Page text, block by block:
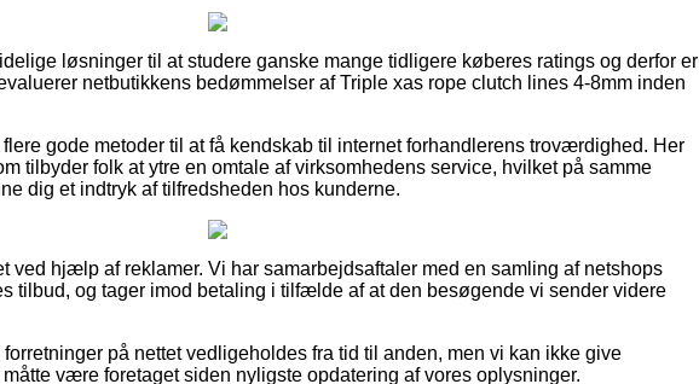
løsninger til at studere ganske mange tidligere køberes ratings og derfor er
netbutikkens bedømmelser af Triple xas rope clutch lines 4-8mm inden
gode metoder til at få kendskab til internet forhandlerens troværdighed. Her
tilbyder folk at ytre en omtale af virksomhedens service, hvilket på samme
dig et indtryk af tilfredsheden hos kunderne.
ved hjælp af reklamer. Vi har samarbejdsaftaler med en samling af netshops
tilbud, og tager imod betaling i tilfælde af at den besøgende vi sender videre
på nettet vedligeholdes fra tid til anden, men vi kan ikke give
være foretaget siden nyligste opdatering af vores oplysninger.